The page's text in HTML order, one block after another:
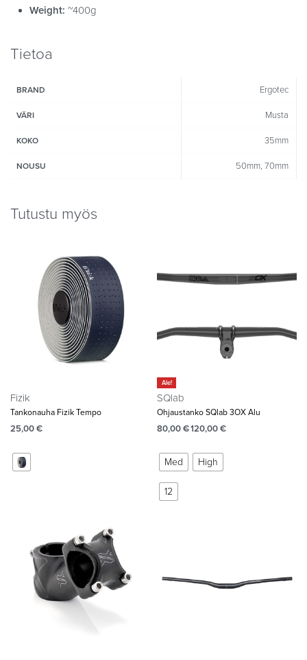
Weight: ~400g
Tietoa
BRAND Ergotec
VÄRI Musta
KOKO 35mm
NOUSU 50mm, 70mm
Tutustu myös
Fizik
Tankonauha Fizik Tempo
25,00€
Ale!
SQlab
Ohjaustanko SQlab 3OX Alu
80,00€120,00€
Med High
12